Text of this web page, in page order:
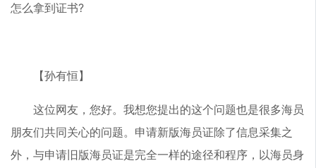
怎么拿到证书?
【孙有恒】
这位网友，您好。我想您提出的这个问题也是很多海员
朋友们共同关心的问题。申请新版海员证除了信息采集之
外，与申请旧版海员证是完全一样的途径和程序，以海员身